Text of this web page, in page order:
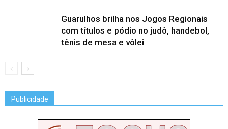
Guarulhos brilha nos Jogos Regionais
com títulos e pódio no judô, handebol,
tênis de mesa e vôlei
Publicidade